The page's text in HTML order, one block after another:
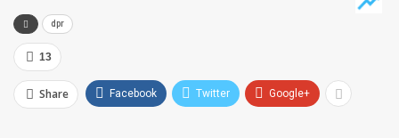
dpr
13
Share Facebook Twitter Google+